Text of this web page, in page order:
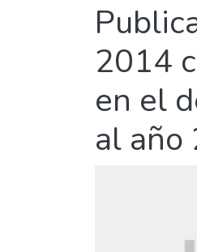
2014
en el
al año